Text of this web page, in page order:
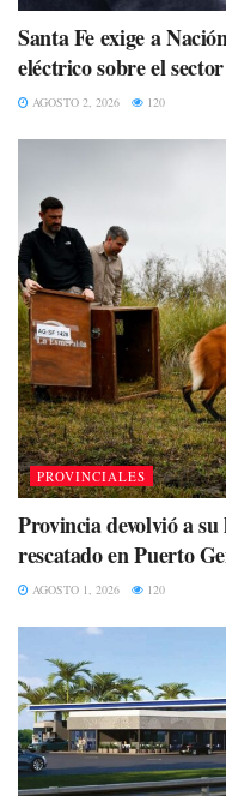
Santa Fe exige a
eléctrico sobre el
AGOSTO 2, 2026 120
PROVINCIALES
Provincia devolvió a
rescatado en Puerto
AGOSTO 1, 2026 120